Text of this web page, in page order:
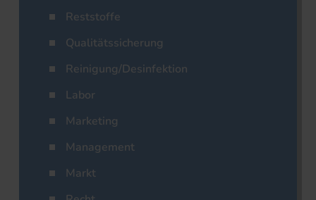
Reststoffe
Qualitätssicherung
Reinigung/Desinfektion
Labor
Marketing
Management
Markt